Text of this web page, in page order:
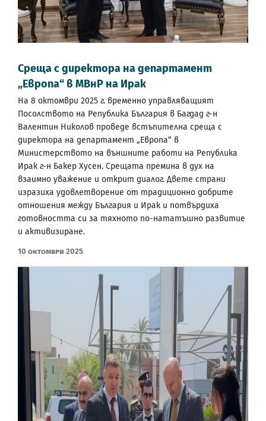
Среща с директора на департамент
„Европа“ в МВнР на Ирак
На 8 октомври 2025 г. временно управляващият
Посолството на Република България в Багдад г-н
Валентин Николов проведе встъпителна среща с
директора на департамент „Европа“ в
Министерството на външните работи на Република
Ирак г-н Бакер Хусен. Срещата премина в дух на
взаимно уважение и открит диалог. Двете страни
изразиха удовлетворение от традиционно добрите
отношения между България и Ирак и потвърдиха
готовността си за тяхното по-нататъшно развитие
и активизиране.
10 Октомври 2025